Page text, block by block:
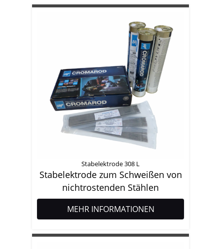
Stabelektrode 308 L
Stabelektrode zum Schweißen von
nichtrostenden Stählen
MEHR INFORMATIONEN